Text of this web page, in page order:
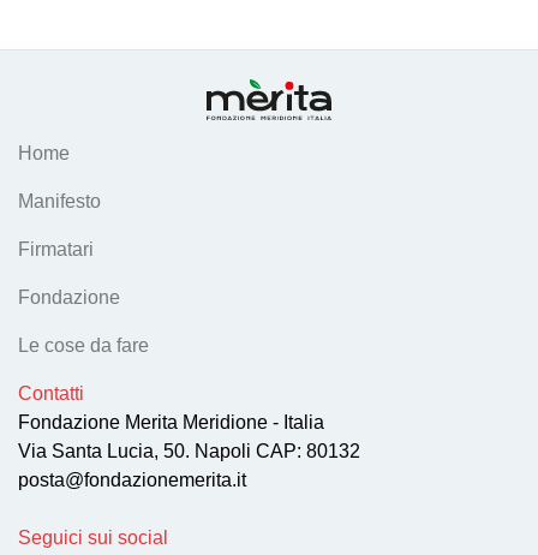
Home
Manifesto
Firmatari
Fondazione
Le cose da fare
Contatti
Fondazione Merita Meridione - Italia
Via Santa Lucia, 50. Napoli CAP: 80132
posta@fondazionemerita.it
Seguici sui social